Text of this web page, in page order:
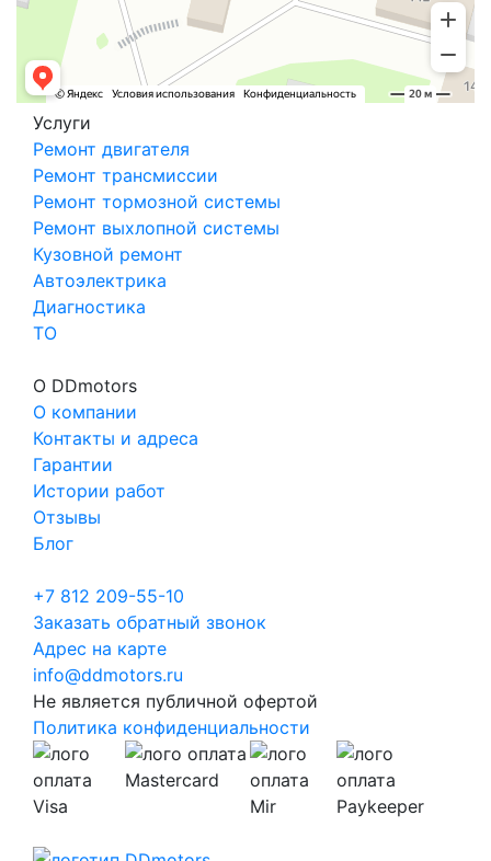
Услуги
Ремонт двигателя
Ремонт трансмиссии
Ремонт тормозной системы
Ремонт выхлопной системы
Кузовной ремонт
Автоэлектрика
Диагностика
ТО
О DDmotors
О компании
Контакты и адреса
Гарантии
Истории работ
Отзывы
Блог
+7 812 209-55-10
Заказать обратный звонок
Адрес на карте
info@ddmotors.ru
Не является публичной офертой
Политика конфиденциальности